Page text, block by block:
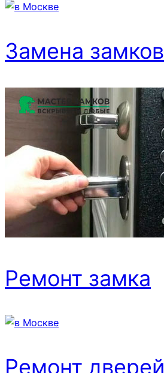
Замена замков
Ремонт замка
Ремонт дверей